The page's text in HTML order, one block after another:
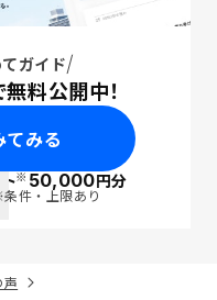
ガイド
料公開中！
てみる
※50,000円分
件・上限あり
声